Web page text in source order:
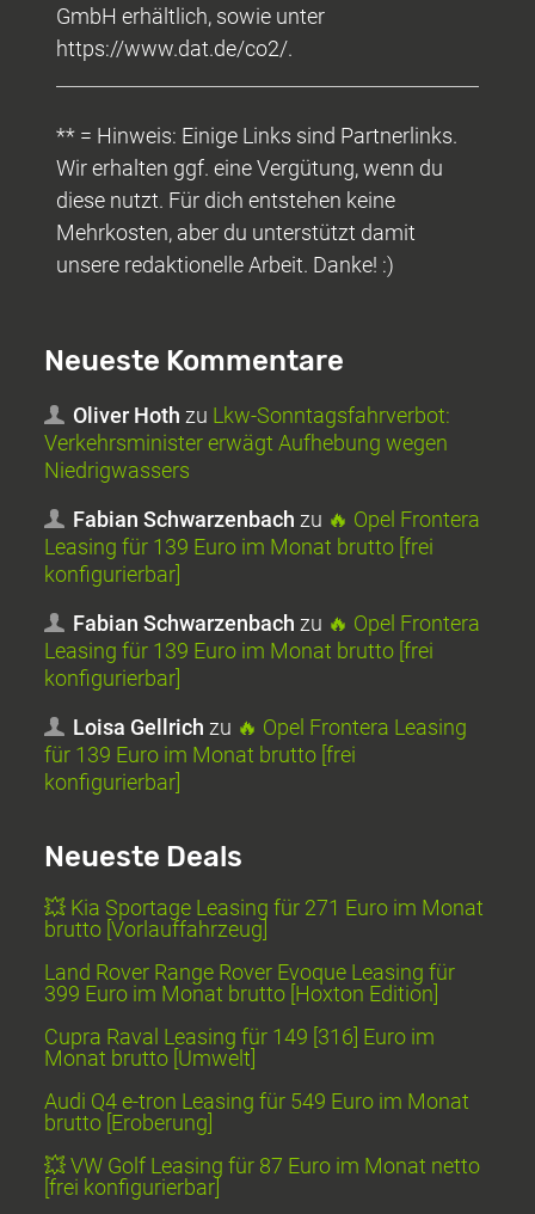
GmbH erhältlich, sowie unter
https://www.dat.de/co2/.
** = Hinweis: Einige Links sind Partnerlinks.
Wir erhalten ggf. eine Vergütung, wenn du
diese nutzt. Für dich entstehen keine
Mehrkosten, aber du unterstützt damit
unsere redaktionelle Arbeit. Danke! :)
Neueste Kommentare
Oliver Hoth zu Lkw-Sonntagsfahrverbot:
Verkehrsminister erwägt Aufhebung wegen
Niedrigwassers
Fabian Schwarzenbach zu 🔥 Opel Frontera
Leasing für 139 Euro im Monat brutto [frei
konfigurierbar]
Fabian Schwarzenbach zu 🔥 Opel Frontera
Leasing für 139 Euro im Monat brutto [frei
konfigurierbar]
Loisa Gellrich zu 🔥 Opel Frontera Leasing
für 139 Euro im Monat brutto [frei
konfigurierbar]
Neueste Deals
💥 Kia Sportage Leasing für 271 Euro im Monat
brutto [Vorlauffahrzeug]
Land Rover Range Rover Evoque Leasing für
399 Euro im Monat brutto [Hoxton Edition]
Cupra Raval Leasing für 149 [316] Euro im
Monat brutto [Umwelt]
Audi Q4 e-tron Leasing für 549 Euro im Monat
brutto [Eroberung]
💥 VW Golf Leasing für 87 Euro im Monat netto
[frei konfigurierbar]